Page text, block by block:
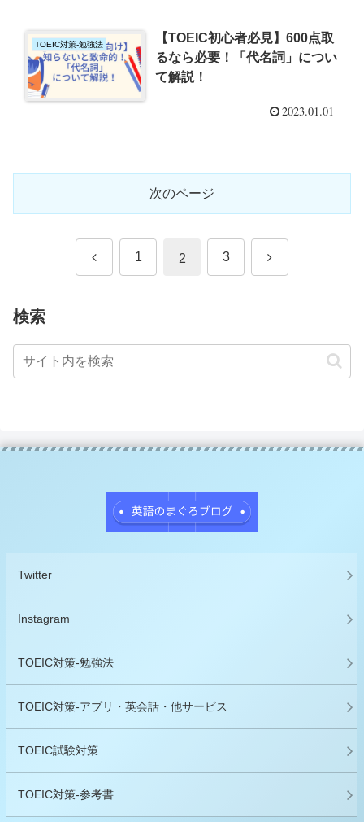
TOEIC対策-勉強法
【TOEIC初心者必見】600点取
るなら必要！「代名詞」につい
て解説！
2023.01.01
次のページ
前 1 2 3 次
検索
Twitter
Instagram
TOEIC対策-勉強法
TOEIC対策-アプリ・英会話・他サービス
TOEIC試験対策
TOEIC対策-参考書